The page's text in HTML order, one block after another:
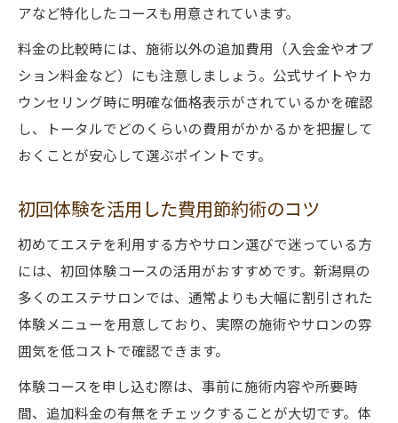
アなど特化したコースも用意されています。
料金の比較時には、施術以外の追加費用（入会金やオプ
ション料金など）にも注意しましょう。公式サイトやカ
ウンセリング時に明確な価格表示がされているかを確認
し、トータルでどのくらいの費用がかかるかを把握して
おくことが安心して選ぶポイントです。
初回体験を活用した費用節約術のコツ
初めてエステを利用する方やサロン選びで迷っている方
には、初回体験コースの活用がおすすめです。新潟県の
多くのエステサロンでは、通常よりも大幅に割引された
体験メニューを用意しており、実際の施術やサロンの雰
囲気を低コストで確認できます。
体験コースを申し込む際は、事前に施術内容や所要時
間、追加料金の有無をチェックすることが大切です。体